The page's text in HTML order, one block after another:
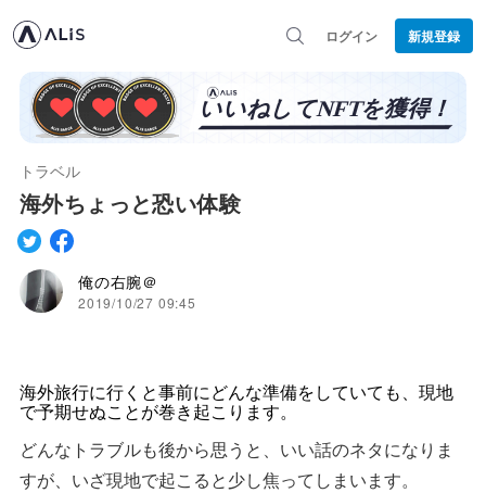
ログイン 新規登録
トラベル
海外ちょっと恐い体験
俺の右腕＠
2019/10/27 09:45
海外旅行に行くと事前にどんな準備をしていても、現地
で予期せぬことが巻き起こります。
どんなトラブルも後から思うと、いい話のネタになりま
すが、いざ現地で起こると少し焦ってしまいます。